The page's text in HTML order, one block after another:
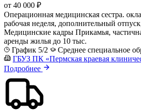
от 40 000 ₽
Операционная медицинская сестра.
рабочая неделя, дополнительный
Медицинские кадры Прикамья,
аренды жилья до 10 тыс.
График 5/2
Среднее специальное
ГБУЗ ПК «Пермская краевая
Подробнее